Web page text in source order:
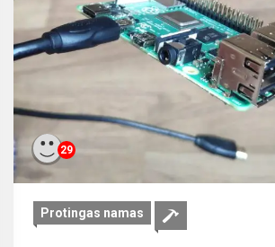
29
Protingas namas